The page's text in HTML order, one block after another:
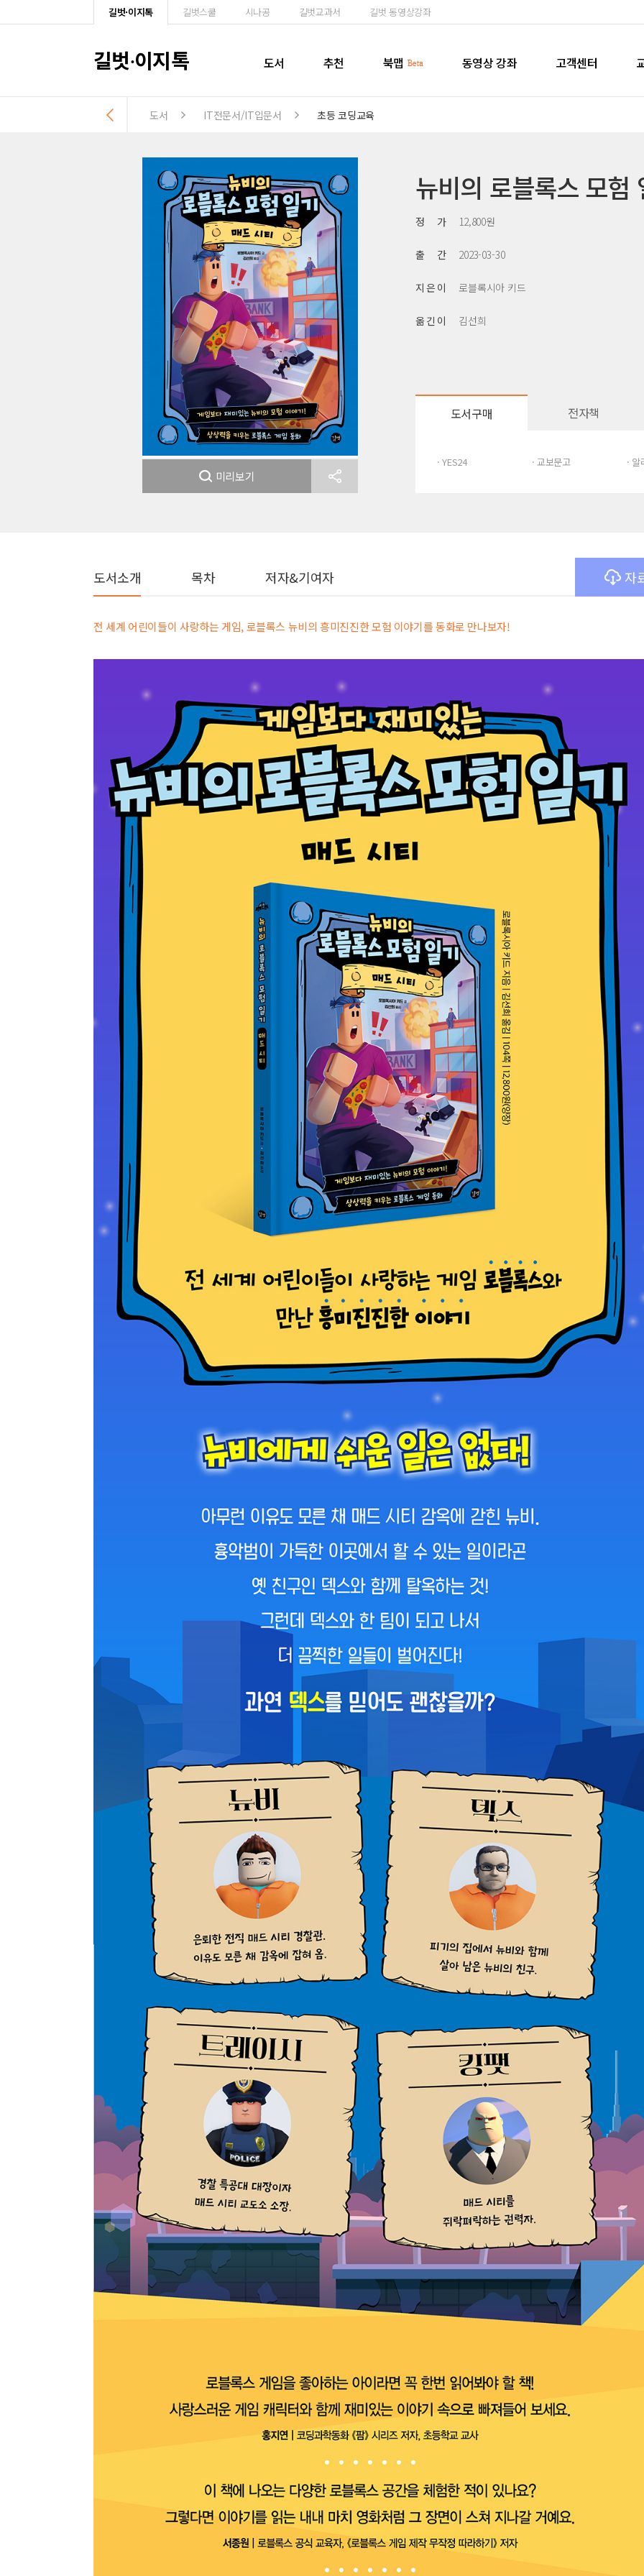
길벗·이지톡 길벗스쿨 시나공 길벗교과서 길벗 동영상강좌
길벗·이지톡 도서 추천 북맵 동영상 강좌 고객센터
도서 IT전문서/IT입문서 초등 코딩교육
미리보기
뉴비의 로블록스 모험
정 가 12,800원
출 간 2023-03-30
지 은 이 로블록시아 키드
옮 긴 이 김선희
도서구매 전자책
· YES24 · 교보문고 · 알
도서소개 목차 저자&기여자 자
전 세계 어린이들이 사랑하는 게임, 로블록스 뉴비의 흥미진진한 모험 이야기를 동화로 만나보자!
인증도서 뉴비의 로블록스 모험 일기: 매드 시티
부가기호*
부가기호 확인하는 방법
종이책 :
도서 뒷표지 아래쪽에 있는 바코드의 오른쪽 위 숫자
전자책(eBook) :
전자책 앞 또는 뒷부분의 판권면 (발행인, 담당 편집자 등을 표시하는 곳) 중 ISBN
분에 표기(예: 979-11-6050-407-1 05320로 된 곳의 뒤 다섯 자리 숫자 05320)
등록
종류* 내용 문의 오류 제보
뉴비의 로블록스 모험 일기: 매드 시티
문의 쪽
* 여러 쪽이면 쉼표(,)로 구분해서 입력하세요.
제목 *
내용*
찾아보
문의하기
알림 메시지
최근 이용 자료
내 문의/답변
내 서재
구매 인증 도서
동영상 강좌